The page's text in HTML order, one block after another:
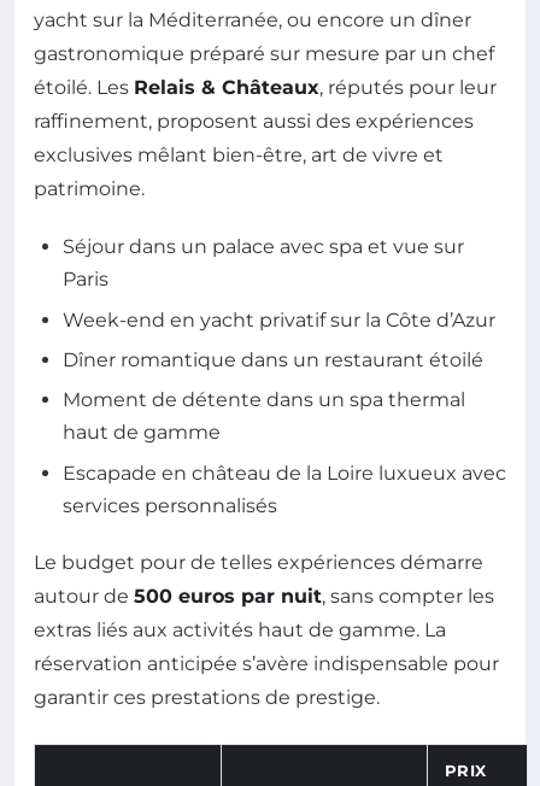
yacht sur la Méditerranée, ou encore un dîner
gastronomique préparé sur mesure par un chef
étoilé. Les Relais & Châteaux, réputés pour leur
raffinement, proposent aussi des expériences
exclusives mêlant bien-être, art de vivre et
patrimoine.
Séjour dans un palace avec spa et vue sur
Paris
Week-end en yacht privatif sur la Côte d’Azur
Dîner romantique dans un restaurant étoilé
Moment de détente dans un spa thermal
haut de gamme
Escapade en château de la Loire luxueux avec
services personnalisés
Le budget pour de telles expériences démarre
autour de 500 euros par nuit, sans compter les
extras liés aux activités haut de gamme. La
réservation anticipée s’avère indispensable pour
garantir ces prestations de prestige.
PRIX